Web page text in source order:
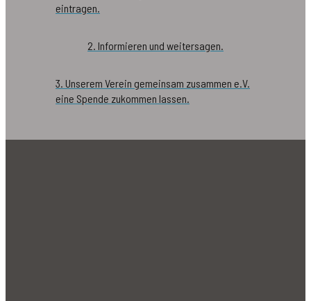
eintragen.
2. Informieren und weitersagen.
3. Unserem Verein gemeinsam zusammen e.V.
eine Spende zukommen lassen.